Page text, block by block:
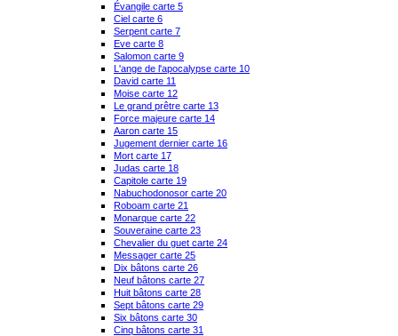
Évangile carte 5
Ciel carte 6
Serpent carte 7
Eve carte 8
Salomon carte 9
L'ange de l'apocalypse carte 10
David carte 11
Moise carte 12
Le grand prêtre carte 13
Force majeure carte 14
Aaron carte 15
Jugement dernier carte 16
Mort carte 17
Judas carte 18
Capitole carte 19
Nabuchodonosor carte 20
Roboam carte 21
Monarque carte 22
Souveraine carte 23
Chevalier du guet carte 24
Messager carte 25
Dix bâtons carte 26
Neuf bâtons carte 27
Huit bâtons carte 28
Sept bâtons carte 29
Six bâtons carte 30
Cinq bâtons carte 31